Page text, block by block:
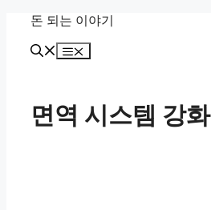
content
돈 되는 이야기
Menu
면역 시스템 강화